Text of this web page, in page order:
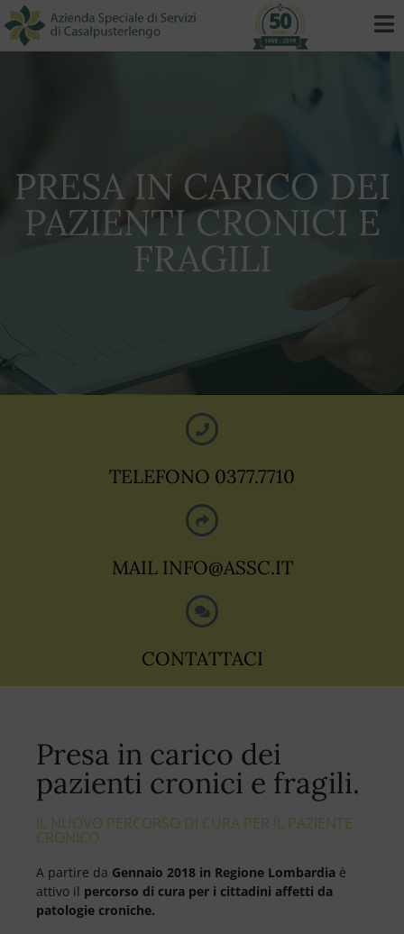
PRESA IN CARICO DEI
PAZIENTI CRONICI E
FRAGILI
TELEFONO 0377.7710
MAIL INFO@ASSC.IT
CONTATTACI
Presa in carico dei
pazienti cronici e fragili.
IL NUOVO PERCORSO DI CURA PER IL PAZIENTE
CRONICO
A partire da Gennaio 2018 in Regione Lombardia è
attivo il percorso di cura per i cittadini affetti da
patologie croniche.